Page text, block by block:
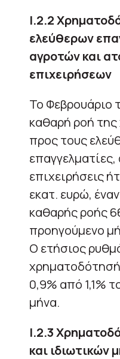
Ι.2.2
ελεύθερων
αγροτών και
επιχειρήσεων
Το Φεβρουάριο
καθαρή ροή
προς τους
επαγγελματίες,
επιχειρήσεις
εκατ. ευρώ,
καθαρής ροής
προηγούμενο
Ο ετήσιος
0,9% από 1,1%
μήνα.
Ι.2.3
και ιδιωτικών